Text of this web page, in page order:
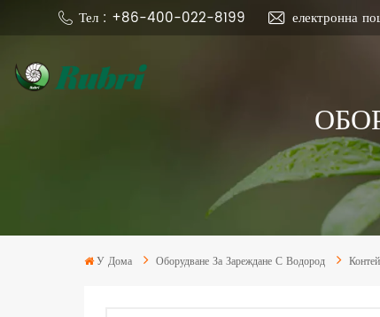
Тел : +86-400-022-8199 електронна
У Дома Оборудване За Зареждане С Водород